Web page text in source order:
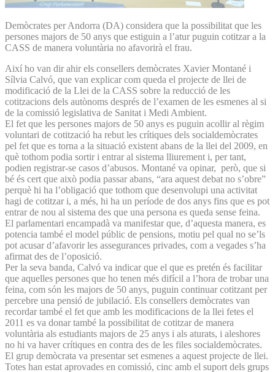
Demòcrates per Andorra (DA) considera que la possibilitat que les
persones majors de 50 anys que estiguin a l’atur puguin cotitzar a la
CASS de manera voluntària no afavorirà el frau.
Així ho van dir ahir els consellers demòcrates Xavier Montané i
Sílvia Calvó, que van explicar com queda el projecte de llei de
modificació de la Llei de la CASS sobre la reducció de les
cotitzacions dels autònoms després de l’examen de les esmenes al si
de la comissió legislativa de Sanitat i Medi Ambient.
El fet que les persones majors de 50 anys es puguin acollir al règim
voluntari de cotització ha rebut les crítiques dels socialdemòcrates
pel fet que es torna a la situació existent abans de la llei del 2009, en
què tothom podia sortir i entrar al sistema lliurement i, per tant,
podien registrar-se casos d’abusos. Montané va opinar, però, que si
bé és cert que això podia passar abans, “ara aquest debat no s’obre”
perquè hi ha l’obligació que tothom que desenvolupi una activitat
hagi de cotitzar i, a més, hi ha un període de dos anys fins que es pot
entrar de nou al sistema des que una persona es queda sense feina.
El parlamentari encampadà va manifestar que, d’aquesta manera, es
potencia també el model públic de pensions, motiu pel qual no se’ls
pot acusar d’afavorir les assegurances privades, com a vegades s’ha
afirmat des de l’oposició.
Per la seva banda, Calvó va indicar que el que es pretén és facilitar
que aquelles persones que ho tenen més difícil a l’hora de trobar una
feina, com són les majors de 50 anys, puguin continuar cotitzant per
percebre una pensió de jubilació. Els consellers demòcrates van
recordar també el fet que amb les modificacions de la llei fetes el
2011 es va donar també la possibilitat de cotitzar de manera
voluntària als estudiants majors de 25 anys i als aturats, i aleshores
no hi va haver crítiques en contra des de les files socialdemòcrates.
El grup demòcrata va presentar set esmenes a aquest projecte de llei.
Totes han estat aprovades en comissió, cinc amb el suport dels grups